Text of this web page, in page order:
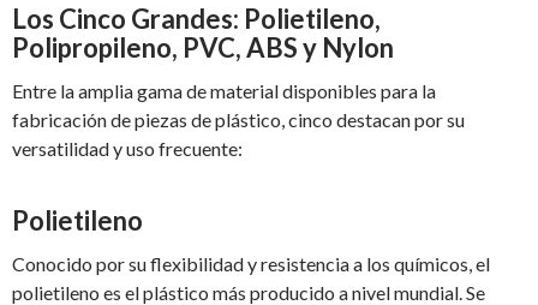
Los Cinco Grandes: Polietileno,
Polipropileno, PVC, ABS y Nylon
Entre la amplia gama de material disponibles para la
fabricación de piezas de plástico, cinco destacan por su
versatilidad y uso frecuente:
Polietileno
Conocido por su flexibilidad y resistencia a los químicos, el
polietileno es el plástico más producido a nivel mundial. Se